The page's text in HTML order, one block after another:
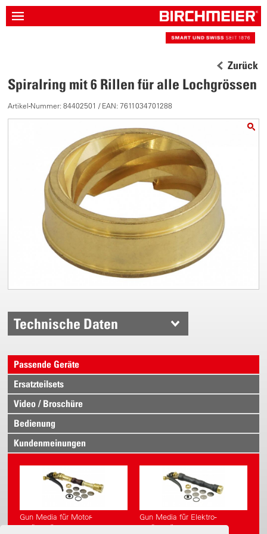
Zurück
Spiralring mit 6 Rillen für alle Lochgrössen
Artikel-Nummer: 84402501 / EAN: 7611034701288
Technische Daten
Passende Geräte
Ersatzteilsets
Video / Broschüre
Bedienung
Kundenmeinungen
Gun Media für Motor-
Sprühgeräte
Gun Media für Elektro-
Sprühgeräte